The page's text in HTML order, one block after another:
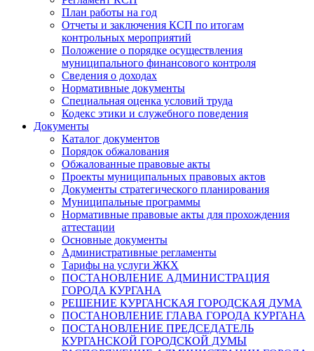
План работы на год
Отчеты и заключения КСП по итогам
контрольных мероприятий
Положение о порядке осуществления
муниципального финансового контроля
Сведения о доходах
Нормативные документы
Специальная оценка условий труда
Кодекс этики и служебного поведения
Документы
Каталог документов
Порядок обжалования
Обжалованные правовые акты
Проекты муниципальных правовых актов
Документы стратегического планирования
Муниципальные программы
Нормативные правовые акты для прохождения
аттестации
Основные документы
Административные регламенты
Тарифы на услуги ЖКХ
ПОСТАНОВЛЕНИЕ АДМИНИСТРАЦИЯ
ГОРОДА КУРГАНА
РЕШЕНИЕ КУРГАНСКАЯ ГОРОДСКАЯ ДУМА
ПОСТАНОВЛЕНИЕ ГЛАВА ГОРОДА КУРГАНА
ПОСТАНОВЛЕНИЕ ПРЕДСЕДАТЕЛЬ
КУРГАНСКОЙ ГОРОДСКОЙ ДУМЫ